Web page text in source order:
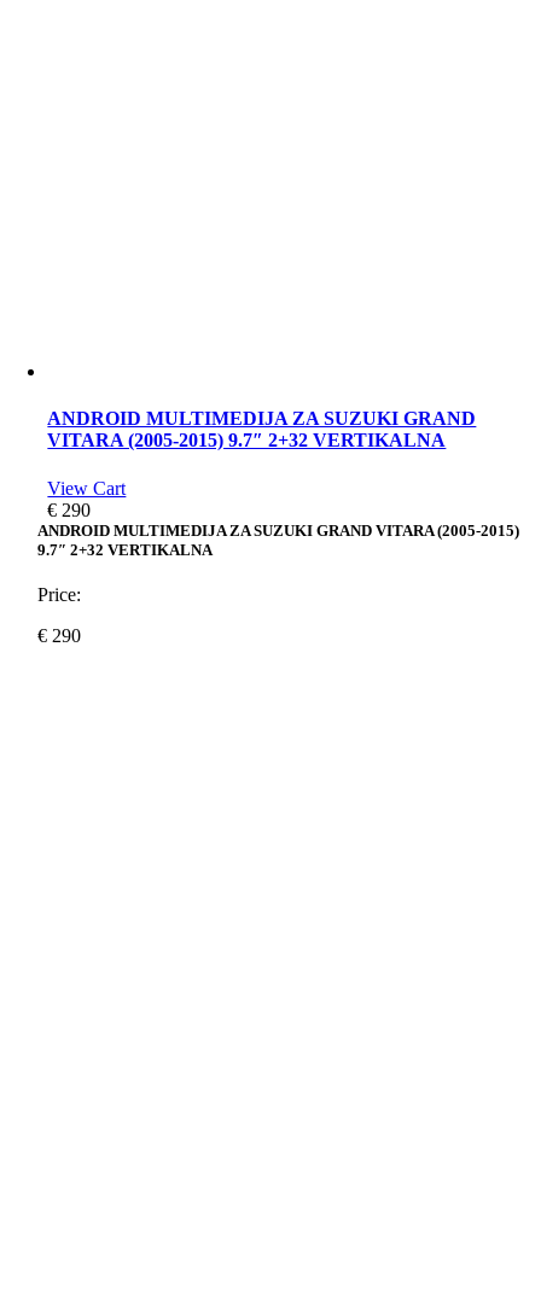
ANDROID MULTIMEDIJA ZA SUZUKI GRAND
VITARA (2005-2015) 9.7″ 2+32 VERTIKALNA
View Cart
€ 290
ANDROID MULTIMEDIJA ZA SUZUKI GRAND VITARA (2005-2015)
9.7″ 2+32 VERTIKALNA
Price:
€ 290